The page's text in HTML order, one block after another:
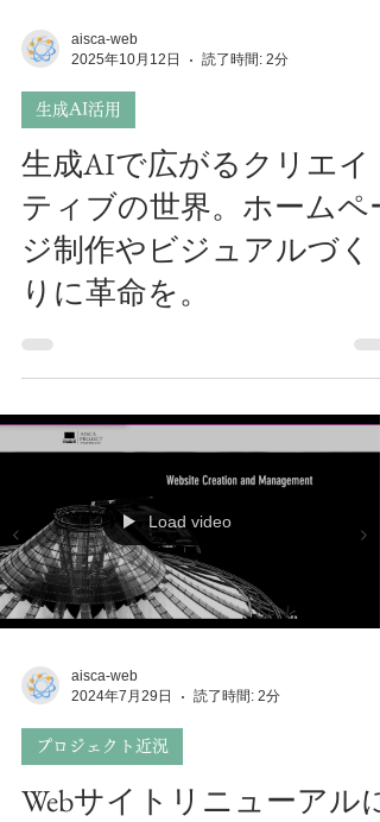
2025年10月12日
生成AI活用
生成AIで広がるクリエイ
ティブの世界。ホームペー
ジ制作やビジュアルづく
りに革命を。
Load video
2024年7月29日
プロジェクト近況